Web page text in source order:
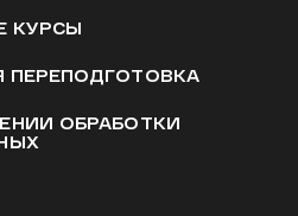
КУРСЫ
ПЕРЕПОДГОТОВКА
ОБРАБОТКИ